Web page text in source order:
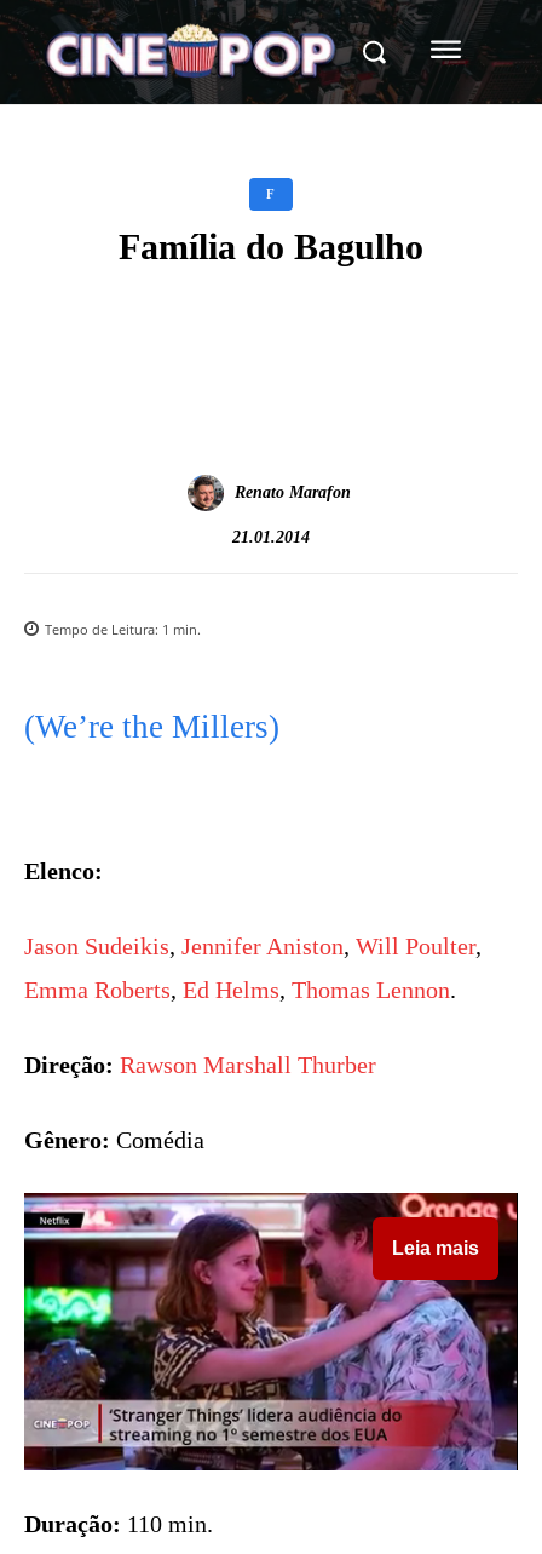
F
Família do Bagulho
Renato Marafon
21.01.2014
Tempo de Leitura: 1 min.
(We’re the Millers)
Elenco:
Jason Sudeikis, Jennifer Aniston, Will Poulter,
Emma Roberts, Ed Helms, Thomas Lennon.
Direção: Rawson Marshall Thurber
Gênero: Comédia
Leia mais
Duração: 110 min.